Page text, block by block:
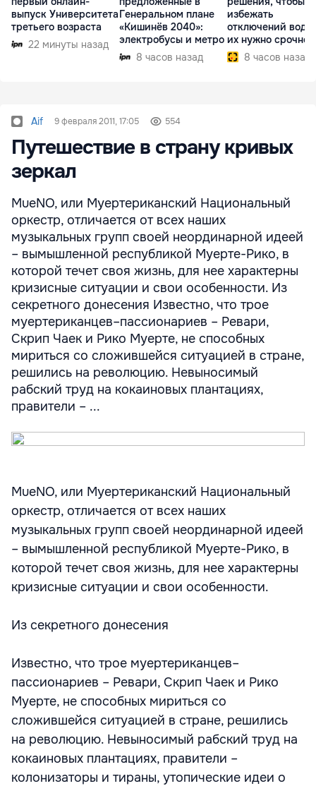
выпуск Университета
третьего возраста
22 минуты назад
Генеральном плане
«Кишинёв 2040»:
электробусы и метро
8 часов назад
избежать
отключений
их нужно срочно
внедрить
8 часов назад
Aif 9 февраля 2011, 17:05 554
Путешествие в страну кривых
зеркал
MueNO, или Муертериканский Национальный
оркестр, отличается от всех наших
музыкальных групп своей неординарной идеей
– вымышленной республикой Муерте-Рико, в
которой течет своя жизнь, для нее характерны
кризисные ситуации и свои особенности. Из
секретного донесения Известно, что трое
муертериканцев–пассионариев – Ревари,
Скрип Чаек и Рико Муерте, не способных
мириться со сложившейся ситуацией в стране,
решились на революцию. Невыносимый
рабский труд на кокаиновых плантациях,
правители – ...
MueNO, или Муертериканский Национальный
оркестр, отличается от всех наших
музыкальных групп своей неординарной идеей
– вымышленной республикой Муерте-Рико, в
которой течет своя жизнь, для нее характерны
кризисные ситуации и свои особенности.
Из секретного донесения
Известно, что трое муертериканцев–
пассионариев – Ревари, Скрип Чаек и Рико
Муерте, не способных мириться со
сложившейся ситуацией в стране, решились
на революцию. Невыносимый рабский труд на
кокаиновых плантациях, правители –
колонизаторы и тираны, утопические идеи о